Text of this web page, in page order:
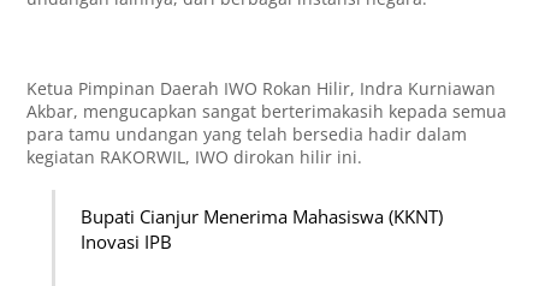
Ketua Pimpinan Daerah IWO Rokan Hilir, Indra Kurniawan
Akbar, mengucapkan sangat berterimakasih kepada semua
para tamu undangan yang telah bersedia hadir dalam
kegiatan RAKORWIL, IWO dirokan hilir ini.
Bupati Cianjur Menerima Mahasiswa (KKNT)
Inovasi IPB